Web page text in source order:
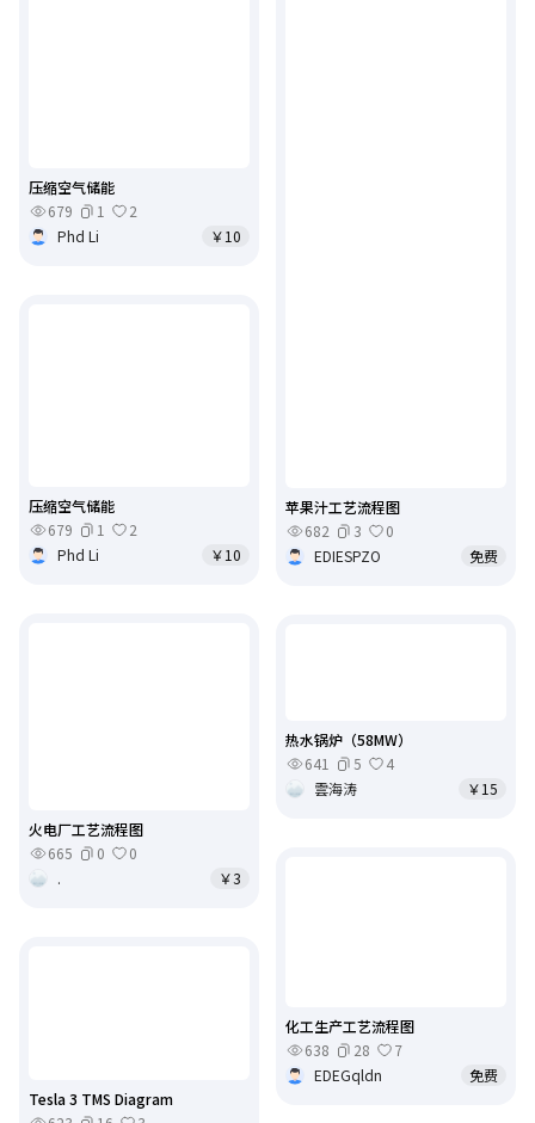
苹果汁工艺流程图
682
3
0
EDIESPZO
免费
压缩空气储能
679
1
2
Phd Li
￥10
压缩空气储能
679
1
2
Phd Li
￥10
火电厂工艺流程图
665
0
0
.
￥3
热水锅炉（58MW）
641
5
4
雲海涛
￥15
化工生产工艺流程图
638
28
7
EDEGqldn
免费
Tesla 3 TMS Diagram